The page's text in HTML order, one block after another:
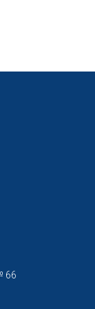
66